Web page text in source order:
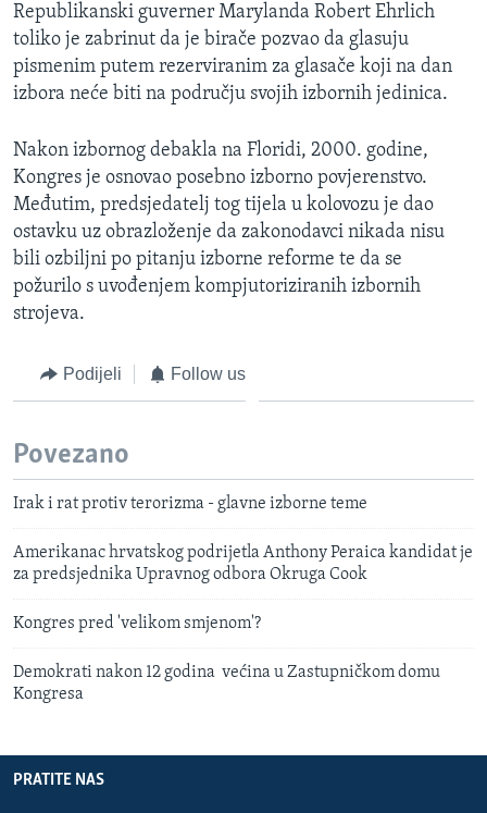
PRATITE NAS
Republikanski guverner Marylanda Robert Ehrlich
toliko je zabrinut da je birače pozvao da glasuju
pismenim putem rezerviranim za glasače koji na dan
izbora neće biti na području svojih izbornih jedinica.
Nakon izbornog debakla na Floridi, 2000. godine,
Kongres je osnovao posebno izborno povjerenstvo.
Međutim, predsjedatelj tog tijela u kolovozu je dao
ostavku uz obrazloženje da zakonodavci nikada nisu
bili ozbiljni po pitanju izborne reforme te da se
požurilo s uvođenjem kompjutoriziranih izbornih
strojeva.
Podijeli Follow us
Povezano
Irak i rat protiv terorizma - glavne izborne teme
Amerikanac hrvatskog podrijetla Anthony Peraica kandidat je
za predsjednika Upravnog odbora Okruga Cook
Kongres pred 'velikom smjenom'?
Demokrati nakon 12 godina većina u Zastupničkom domu
Kongresa
PRATITE NAS